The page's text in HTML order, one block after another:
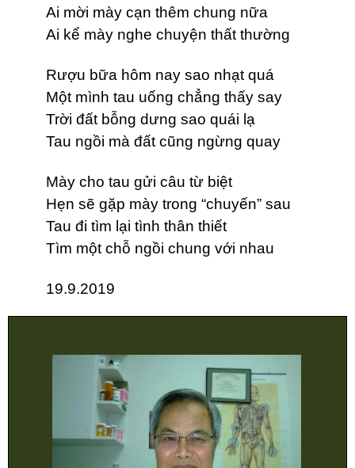
Ai mời mày cạn thêm chung nữa
Ai kể mày nghe chuyện thất thường
Rượu bữa hôm nay sao nhạt quá
Một mình tau uống chẳng thấy say
Trời đất bỗng dưng sao quái lạ
Tau ngồi mà đất cũng ngừng quay
Mày cho tau gửi câu từ biệt
Hẹn sẽ gặp mày trong “chuyến” sau
Tau đi tìm lại tình thân thiết
Tìm một chỗ ngồi chung với nhau
19.9.2019